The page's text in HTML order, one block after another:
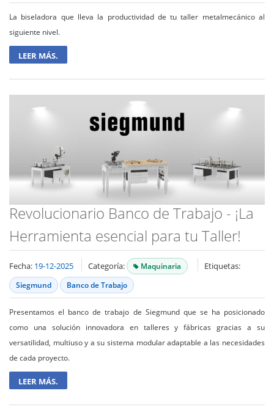
La biseladora que lleva la productividad de tu taller metalmecánico al
siguiente nivel.
LEER MÁS.
Revolucionario Banco de Trabajo - ¡La
Herramienta esencial para tu Taller!
Fecha: 19-12-2025 Categoría: Maquinaria Etiquetas:
Siegmund Banco de Trabajo
Presentamos el banco de trabajo de Siegmund que se ha posicionado
como una solución innovadora en talleres y fábricas gracias a su
versatilidad, multiuso y a su sistema modular adaptable a las necesidades
de cada proyecto.
LEER MÁS.